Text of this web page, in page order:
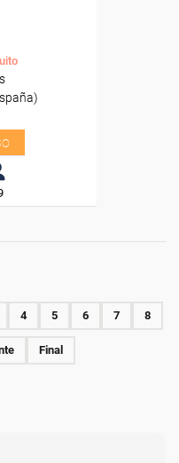
4 5 6 7 8
Final